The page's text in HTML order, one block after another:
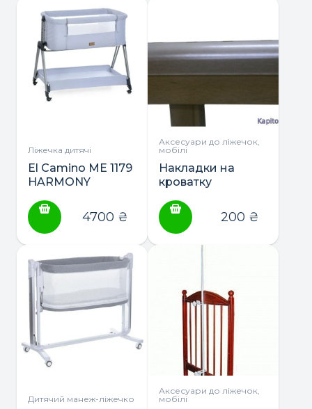
Ліжечка дитячі
El Camino ME 1179
HARMONY
4700 ₴
Аксесуари до ліжечок,
мобілі
Накладки на
кроватку
200 ₴
Дитячий манеж-ліжечко
Аксесуари до ліжечок,
мобілі